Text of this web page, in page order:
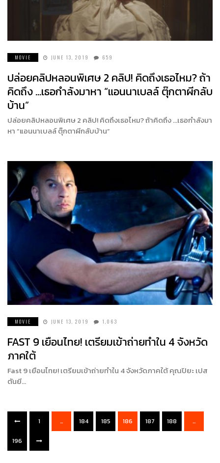
MOVIE JUNE 13, 2019 659
ปล่อยคลิปหลอนพิเศษ 2 คลิป! คิดถึงเธอไหม? ถ้า
คิดถึง …เธอกำลังมาหา “แอนนาเบลล์ ตุ๊กตาผีกลับ
บ้าน”
ปล่อยคลิปหลอนพิเศษ 2 คลิป! คิดถึงเธอไหม? ถ้าคิดถึง …เธอกำลังมา
หา “แอนนาเบลล์ ตุ๊กตาผีกลับบ้าน”
MOVIE JUNE 13, 2019 1,063
FAST 9 เยือนไทย! เตรียมเข้าถ่ายทำใน 4 จังหวัด
ภาคใต้
Fast 9 เยือนไทย! เตรียมเข้าถ่ายทำใน 4 จังหวัดภาคใต้ คุณปิยะ เปส
ตันยี…
1 … 184 185 186 187 188 …
196